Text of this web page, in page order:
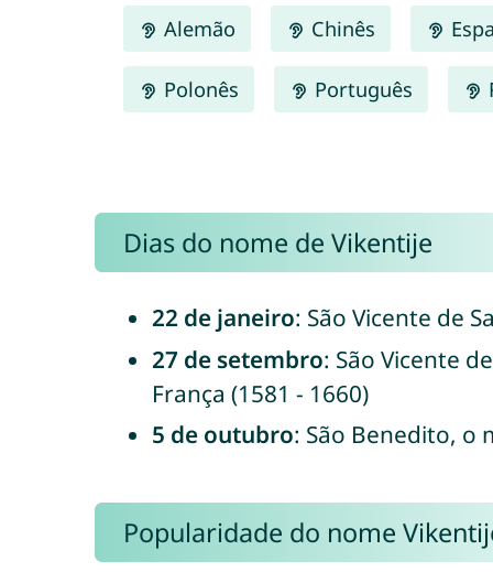
Alemão Chinês
Polonês Português
Dias do nome de Vikentije
22 de janeiro: São Vicente de
27 de setembro: São Vicente
França (1581 - 1660)
5 de outubro: São Benedito, o
Popularidade do nome